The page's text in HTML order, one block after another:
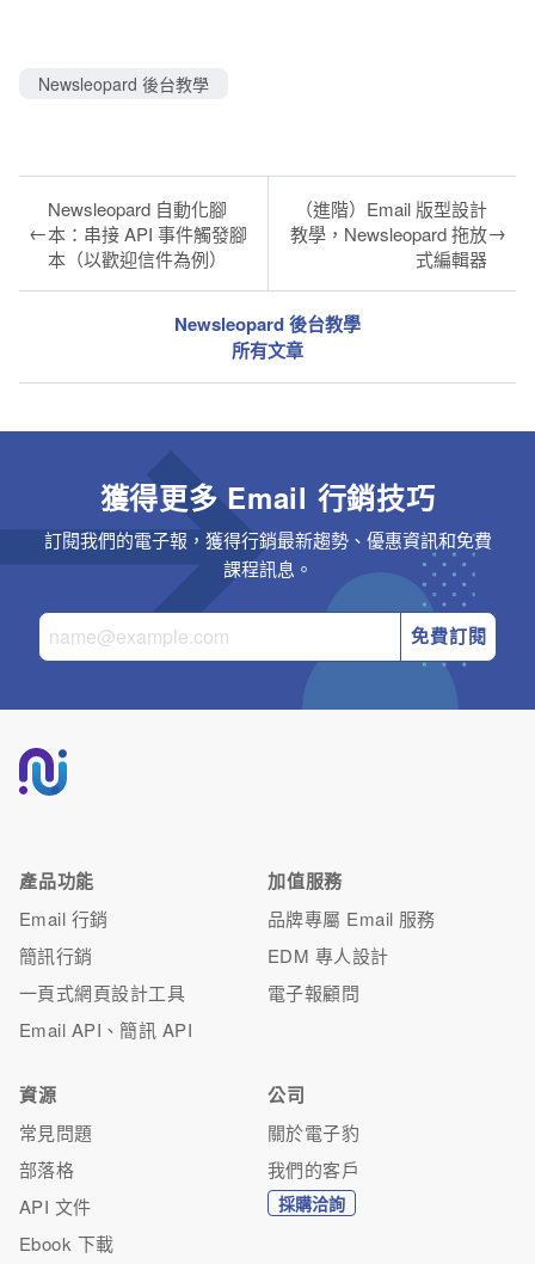
Newsleopard 後台教學
←
Newsleopard 自動化腳
本：串接 API 事件觸發腳
本（以歡迎信件為例）
Newsleopard 後台教學
所有文章
（進階）Email 版型設計
教學，Newsleopard 拖放
式編輯器
→
獲得更多 Email 行銷技巧
訂閱我們的電子報，獲得行銷最新趨勢、優惠資訊和免費
課程訊息。
免費訂閱
產品功能
Email 行銷
簡訊行銷
一頁式網頁設計工具
Email API、簡訊 API
加值服務
品牌專屬 Email 服務
EDM 專人設計
電子報顧問
資源
常見問題
部落格
API 文件
Ebook 下載
公司
關於電子豹
我們的客戶
採購洽詢